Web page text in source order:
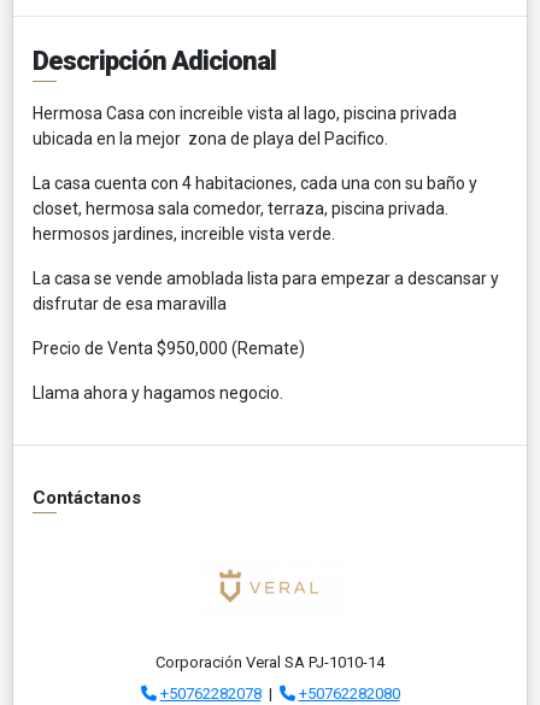
Descripción Adicional
Hermosa Casa con increible vista al lago, piscina privada
ubicada en la mejor zona de playa del Pacifico.
La casa cuenta con 4 habitaciones, cada una con su baño y
closet, hermosa sala comedor, terraza, piscina privada.
hermosos jardines, increible vista verde.
La casa se vende amoblada lista para empezar a descansar y
disfrutar de esa maravilla
Precio de Venta $950,000 (Remate)
Llama ahora y hagamos negocio.
Contáctanos
Corporación Veral SA PJ-1010-14
+50762282078|
+50762282080